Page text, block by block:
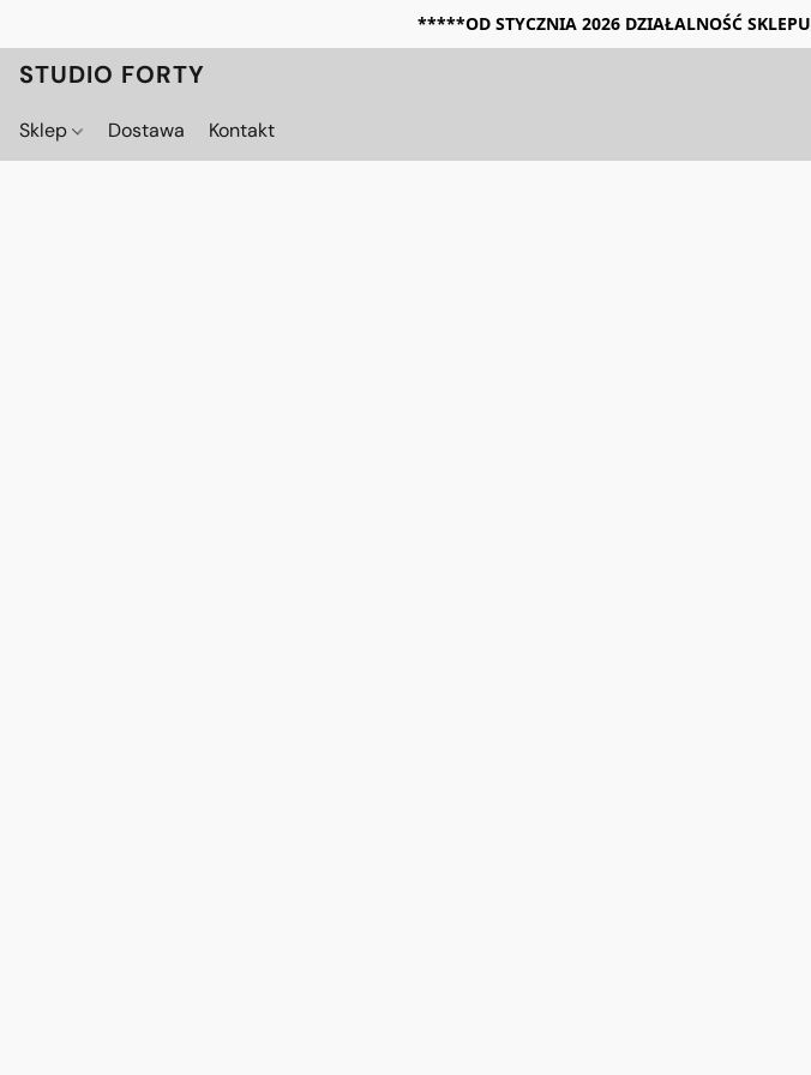
*****OD STYCZNIA 2026 DZIAŁALNOŚĆ
STUDIO FORTY
Sklep Dostawa Kontakt